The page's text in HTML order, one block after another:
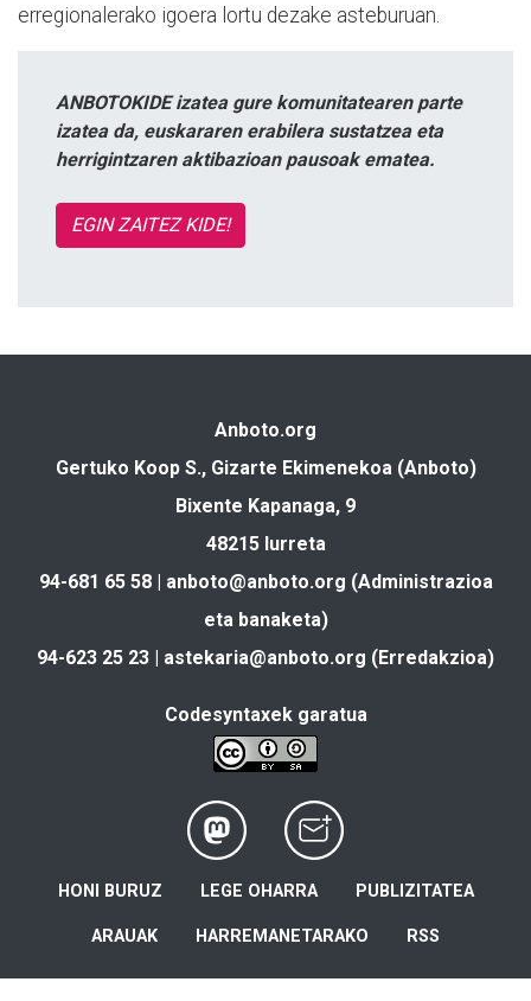
erregionalerako igoera lortu dezake asteburuan.
ANBOTOKIDE izatea gure komunitatearen parte
izatea da, euskararen erabilera sustatzea eta
herrigintzaren aktibazioan pausoak ematea.
EGIN ZAITEZ KIDE!
Anboto.org
Gertuko Koop S., Gizarte Ekimenekoa (Anboto)
Bixente Kapanaga, 9
48215 Iurreta
94-681 65 58 | anboto@anboto.org (Administrazioa
eta banaketa)
94-623 25 23 | astekaria@anboto.org (Erredakzioa)
Codesyntaxek garatua
HONI BURUZ LEGE OHARRA PUBLIZITATEA
ARAUAK HARREMANETARAKO RSS